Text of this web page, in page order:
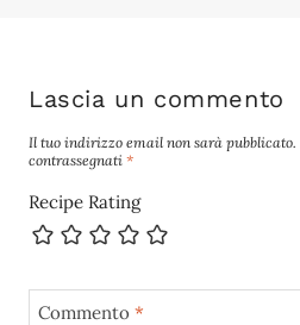
Lascia un commento
Il tuo indirizzo email non sarà pubblicato.
contrassegnati *
Recipe Rating
Commento *